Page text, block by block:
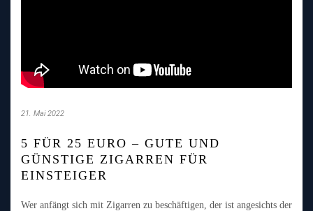
21. Mai 2022
5 FÜR 25 EURO – GUTE UND
GÜNSTIGE ZIGARREN FÜR
EINSTEIGER
Wer anfängt sich mit Zigarren zu beschäftigen, der ist angesichts der